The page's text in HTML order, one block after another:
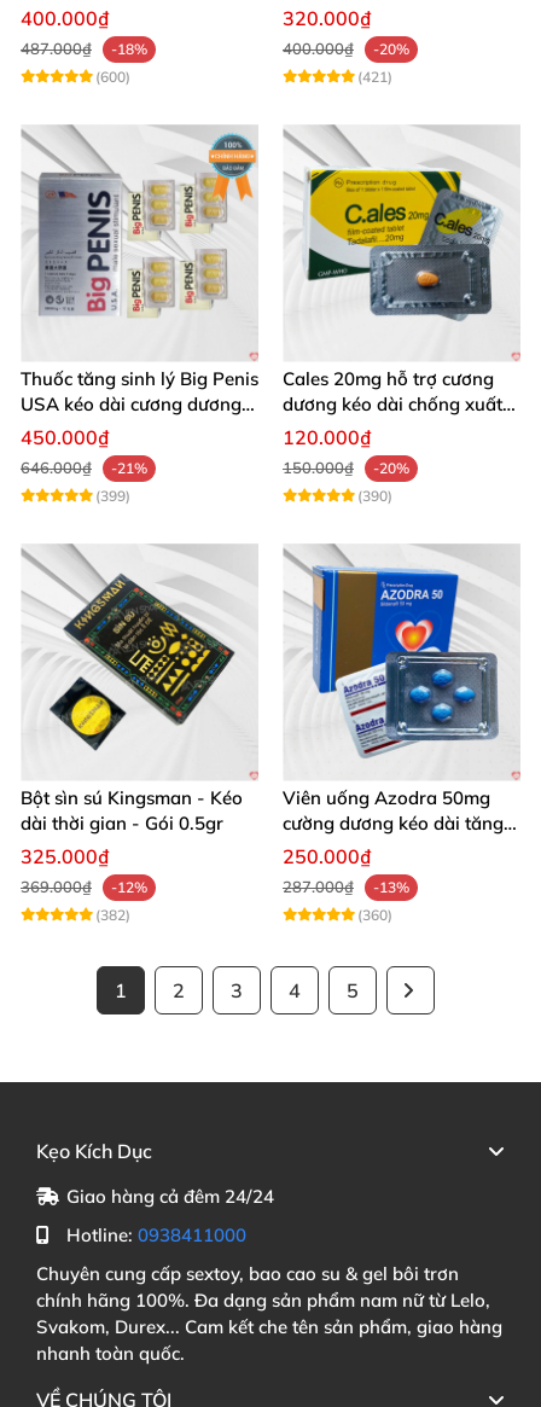
Nguyên Hỗ Trợ Xuất Tinh
400.000₫
487.000₫
-18%
(600)
Tinh Sớm
320.000₫
400.000₫
-20%
(421)
Thuốc tăng sinh lý Big Penis
USA kéo dài cương dương
chống xuất tinh sớm
450.000₫
646.000₫
-21%
(399)
Cales 20mg hỗ trợ cương
dương kéo dài chống xuất
tinh sớm thành phần
120.000₫
150.000₫
-20%
(390)
Bột sìn sú Kingsman - Kéo
dài thời gian - Gói 0.5gr
325.000₫
369.000₫
-12%
(382)
Viên uống Azodra 50mg
cường dương kéo dài tăng
sinh lý nam
250.000₫
287.000₫
-13%
(360)
1 2 3 4 5
Kẹo Kích Dục
Giao hàng cả đêm 24/24
Hotline: 0938411000
Chuyên cung cấp sextoy, bao cao su & gel bôi trơn
chính hãng 100%. Đa dạng sản phẩm nam nữ từ Lelo,
Svakom, Durex... Cam kết che tên sản phẩm, giao hàng
nhanh toàn quốc.
VỀ CHÚNG TÔI